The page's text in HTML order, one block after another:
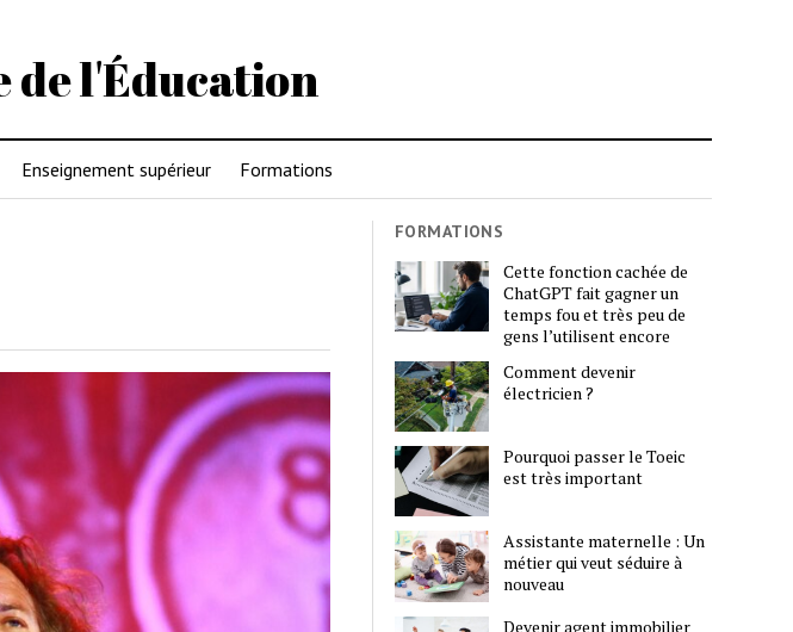
de l'Éducation
Enseignement supérieur Formations
FORMATIONS
Cette fonction cachée de
ChatGPT fait gagner un
temps fou et très peu de
gens l’utilisent encore
Comment devenir
électricien ?
Pourquoi passer le Toeic
est très important
Assistante maternelle : Un
métier qui veut séduire à
nouveau
Devenir agent immobilier